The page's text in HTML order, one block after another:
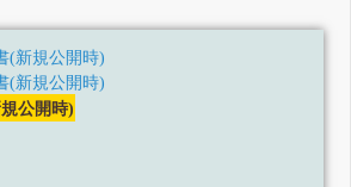
(新規公開時)
(新規公開時)
公開時)